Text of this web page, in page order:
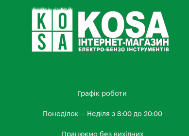
Графік роботи
Понеділок – Неділя з 8:00 до 20:00
Працюємо без вихідних